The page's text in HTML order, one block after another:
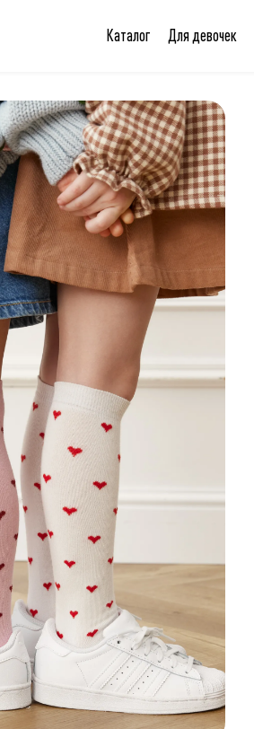
Каталог Для девочек